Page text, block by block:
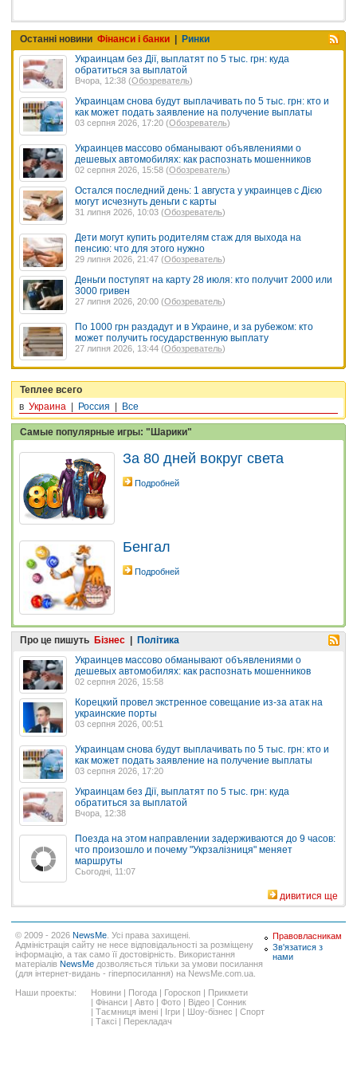
Останні новини Фінанси і банки | Ринки
Украинцам без Дії, выплатят по 5 тыс. грн: куда
обратиться за выплатой
Вчора, 12:38 (Обозреватель)
Украинцам снова будут выплачивать по 5 тыс. грн: кто и
как может подать заявление на получение выплаты
03 серпня 2026, 17:20 (Обозреватель)
Украинцев массово обманывают объявлениями о
дешевых автомобилях: как распознать мошенников
02 серпня 2026, 15:58 (Обозреватель)
Остался последний день: 1 августа у украинцев с Дією
могут исчезнуть деньги с карты
31 липня 2026, 10:03 (Обозреватель)
Дети могут купить родителям стаж для выхода на
пенсию: что для этого нужно
29 липня 2026, 21:47 (Обозреватель)
Деньги поступят на карту 28 июля: кто получит 2000 или
3000 гривен
27 липня 2026, 20:00 (Обозреватель)
По 1000 грн раздадут и в Украине, и за рубежом: кто
может получить государственную выплату
27 липня 2026, 13:44 (Обозреватель)
Теплее всего
в Украина Россия Все
Самые популярные игры: "Шарики"
За 80 дней вокруг света
Подробней
Бенгал
Подробней
Про це пишуть Бізнес | Політика
Украинцев массово обманывают объявлениями о
дешевых автомобилях: как распознать мошенников
02 серпня 2026, 15:58
Корецкий провел экстренное совещание из-за атак на
украинские порты
03 серпня 2026, 00:51
Украинцам снова будут выплачивать по 5 тыс. грн: кто и
как может подать заявление на получение выплаты
03 серпня 2026, 17:20
Украинцам без Дії, выплатят по 5 тыс. грн: куда
обратиться за выплатой
Вчора, 12:38
Поезда на этом направлении задерживаются до 9 часов:
что произошло и почему "Укрзалізниця" меняет
маршруты
Сьогодні, 11:07
дивитися ще
© 2009 - 2026 NewsMe . Усі права захищені.
Адміністрація сайту не несе відповідальності за розміщену
інформацію, а так само її достовірність. Використання
матеріалів NewsMe дозволяється тільки за умови посилання
(для інтернет-видань - гіперпосилання) на NewsMe.com.ua.
Наши проекты:
Новини | Погода | Гороскоп | Прикмети
| Фінанси | Авто | Фото | Відео | Сонник
| Таємниця імені | Ігри | Шоу-бізнес | Спорт
| Таксі | Перекладач
Правовласникам
Зв'язатися з
нами